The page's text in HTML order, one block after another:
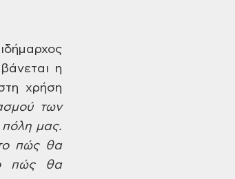
η
χρήση
των
μας.
πώς θα
πώς θα